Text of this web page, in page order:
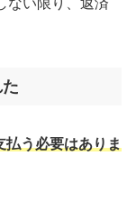
ない限り、返済
う必要はありま